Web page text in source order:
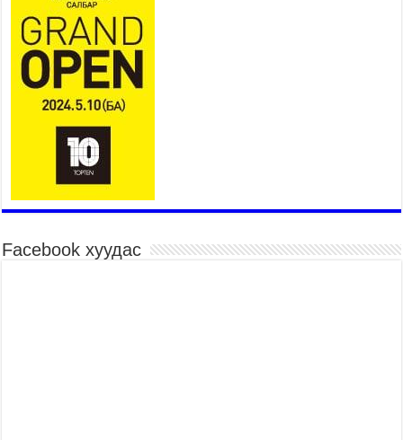
БҮГД НАЙРАМДАХ ТАЖИКИСТАН УЛСТАЙ
ЭДИЙН ЗАСГИЙН ХАМТЫН АЖИЛЛАГААГ
ӨРГӨЖҮҮЛНЭ
2026 оны 7 сар 21 / 16 цаг 34 минут
26,992 суралцагч хотхоны бага сургуульд, 8100
суралцагч төрөлжсөн ахлах сургуульд
2026 оны 7 сар 21 / 13 цаг 43 минут
COP17 хурлын үеэрх замын хөдөлгөөн, нийтийн
тээврийн зохицуулалт, сургууль, цэцэрлэг, зах,
худалдааны төвийн ажиллах хуваарийг гаргаж,
иргэдэд мэдээлэхийг үүрэг болголоо
Гэр бүлийн хэрэг шүүхэд хянан шийдвэрлэх
Facebook хуудас